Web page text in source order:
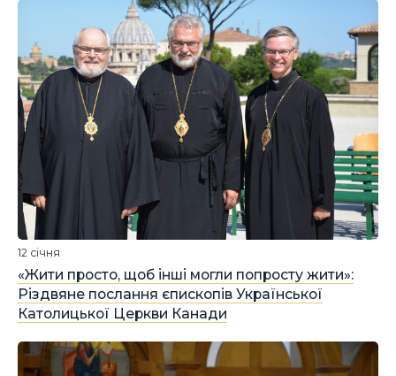
«Жити просто, щоб інші могли попросту жити»:
Різдвяне послання єпископів Української
Католицької Церкви Канади
12 січня